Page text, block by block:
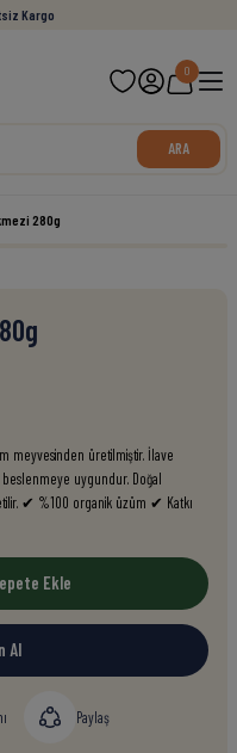
Kargo
ARA
0
280g
meyvesinden üretilmiştir. İlave
uygundur. Doğal
✔ %100 organik üzüm ✔ Katkı
Ekle
Al
Paylaş